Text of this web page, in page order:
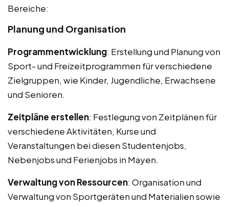
Bereiche:
Planung und Organisation
Programmentwicklung: Erstellung und Planung von
Sport- und Freizeitprogrammen für verschiedene
Zielgruppen, wie Kinder, Jugendliche, Erwachsene
und Senioren.
Zeitpläne erstellen: Festlegung von Zeitplänen für
verschiedene Aktivitäten, Kurse und
Veranstaltungen bei diesen Studentenjobs,
Nebenjobs und Ferienjobs in Mayen.
Verwaltung von Ressourcen: Organisation und
Verwaltung von Sportgeräten und Materialien sowie